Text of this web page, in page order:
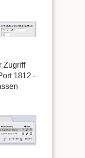
Zugriff
1812 -